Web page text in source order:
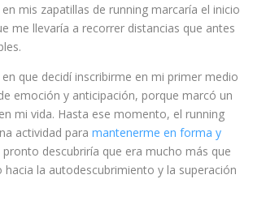
mis zapatillas de running marcaría el inicio
me llevaría a recorrer distancias que antes
que decidí inscribirme en mi primer medio
emoción y anticipación, porque marcó un
mi vida. Hasta ese momento, el running
actividad para mantenerme en forma y
pronto descubriría que era mucho más que
hacia la autodescubrimiento y la superación